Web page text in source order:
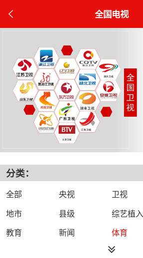
全国电视
分类：
全部 央视 卫视
地市
县级 综艺植入
教育
新闻 体育
科技